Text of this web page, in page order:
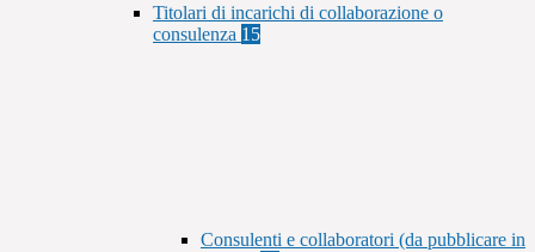
Titolari di incarichi di collaborazione o
consulenza 15
Consulenti e collaboratori (da pubblicare in